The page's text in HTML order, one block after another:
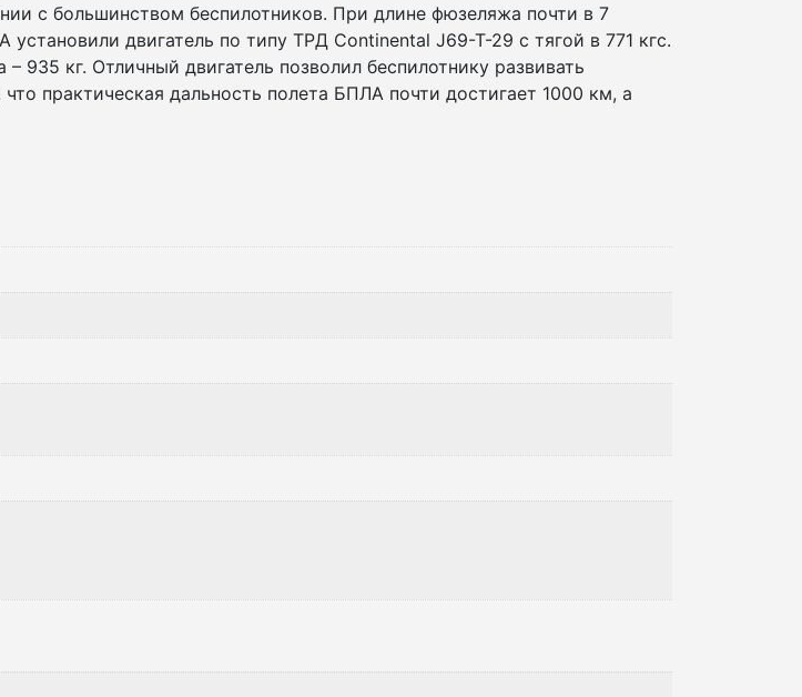
с большинством беспилотников. При длине фюзеляжа почти в 7
двигатель по типу ТРД Continental J69-T-29 с тягой в 771 кгс.
935 кг. Отличный двигатель позволил беспилотнику развивать
практическая дальность полета БПЛА почти достигает 1000 км, а